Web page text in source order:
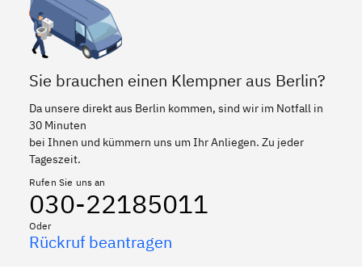
Sie brauchen einen Klempner aus Berlin?
Da unsere direkt aus Berlin kommen, sind wir im Notfall in
30 Minuten
bei Ihnen und kümmern uns um Ihr Anliegen. Zu jeder
Tageszeit.
Rufen Sie uns an
030-22185011
Oder
Rückruf beantragen